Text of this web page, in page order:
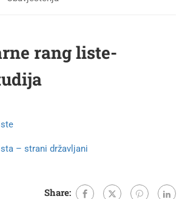
rang liste-
– strani državljani
Share: